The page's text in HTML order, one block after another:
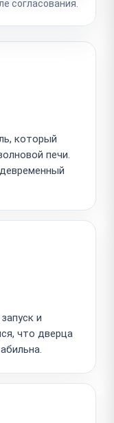
согласования.
который
печи.
и
что дверца